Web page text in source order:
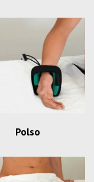
Polso